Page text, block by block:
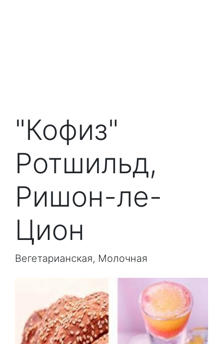
"Кофиз"
Ротшильд,
Ришон-ле-
Цион
Вегетарианская, Молочная